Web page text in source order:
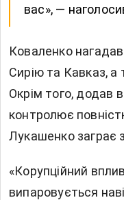
вас», —
Коваленко
Сирію та Кавказ, а
Окрім того, додав
контролює
Лукашенко заграє
«Корупційний
випаровується